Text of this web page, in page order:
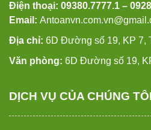
Điện thoại: 09380.7777.1 –
Email:
Địa chỉ: 6D Đường số 19, KP 7,
Văn phòng: 6D Đường số 19,
DỊCH VỤ CỦA CHÚNG TÔI